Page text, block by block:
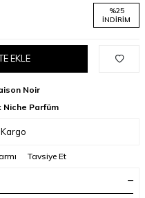
%25
İNDIRIM
EKLE
Noir
Niche Parfüm
Tavsiye Et